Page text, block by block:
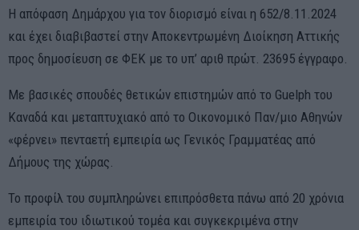
Η απόφαση Δημάρχου για τον διορισμό είναι η 652/8.11.2024
και έχει διαβιβαστεί στην Αποκεντρωμένη Διοίκηση Αττικής
προς δημοσίευση σε ΦΕΚ με το υπ’ αριθ πρώτ. 23695 έγγραφο.
Με βασικές σπουδές θετικών επιστημών από το Guelph του
Καναδά και μεταπτυχιακό από το Οικονομικό Παν/μιο Αθηνών
«φέρνει» πενταετή εμπειρία ως Γενικός Γραμματέας από
Δήμους της χώρας.
Το προφίλ του συμπληρώνει επιπρόσθετα πάνω από 20 χρόνια
εμπειρία του ιδιωτικού τομέα και συγκεκριμένα στην